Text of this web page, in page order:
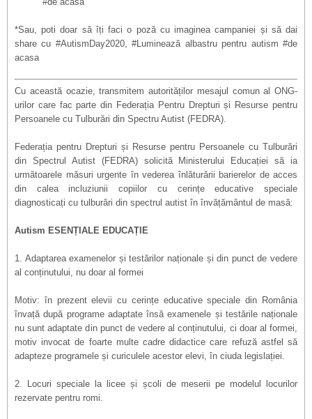
*Sau, poti doar să îți faci o poză cu imaginea campaniei și să dai
share cu #AutismDay2020, #Luminează albastru pentru autism #de
acasa
Cu această ocazie, transmitem autorităților mesajul comun al ONG-
urilor care fac parte din Federația Pentru Drepturi și Resurse pentru
Persoanele cu Tulburări din Spectru Autist (FEDRA).
Federația pentru Drepturi și Resurse pentru Persoanele cu Tulburări
din Spectrul Autist (FEDRA) solicită Ministerului Educației să ia
următoarele măsuri urgente în vederea înlăturării barierelor de acces
din calea incluziunii copiilor cu cerințe educative speciale
diagnosticați cu tulburări din spectrul autist în învățământul de masă:
Autism ESENȚIALE EDUCAȚIE
1. Adaptarea examenelor și testărilor naționale și din punct de vedere
al conținutului, nu doar al formei
Motiv: în prezent elevii cu cerințe educative speciale din România
învață după programe adaptate însă examenele și testările naționale
nu sunt adaptate din punct de vedere al conținutului, ci doar al formei,
motiv invocat de foarte multe cadre didactice care refuză astfel să
adapteze programele și curiculele acestor elevi, în ciuda legislației.
2. Locuri speciale la licee și școli de meserii pe modelul locurilor
rezervate pentru romi.